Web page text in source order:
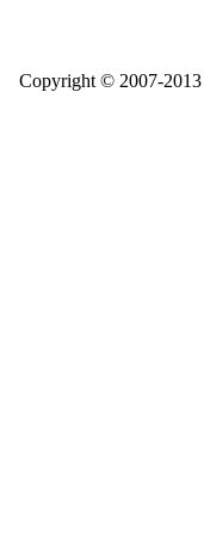
Copyright © 2007-2013